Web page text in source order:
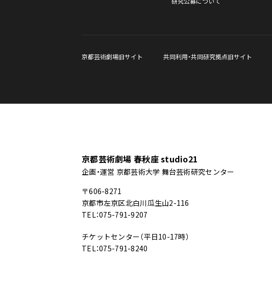
京都芸術劇場旧サイト 共同利用・共同研究拠点旧サイト
京都芸術劇場 春秋座 studio21
企画・運営 京都芸術大学 舞台芸術研究センター
〒606-8271
京都市左京区北白川瓜生山2-116
TEL：075-791-9207
チケットセンター（平日10-17時）
TEL：075-791-8240